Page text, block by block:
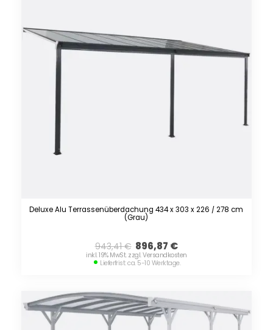
Deluxe Alu Terrassenüberdachung 434 x 303 x 226 / 278 cm
(Grau)
943,41€ 896,87 €
inkl. 19% MwSt. zzgl. Versandkosten
Lieferfrist: ca. 5-10 Werktage.